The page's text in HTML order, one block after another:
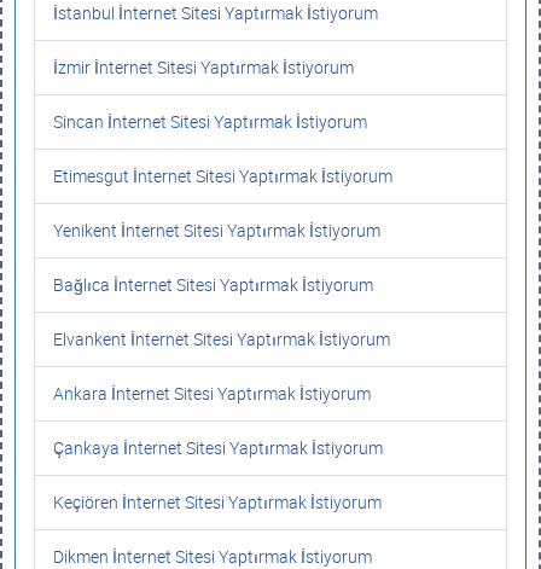
İstanbul İnternet Sitesi Yaptırmak İstiyorum
İzmir İnternet Sitesi Yaptırmak İstiyorum
Sincan İnternet Sitesi Yaptırmak İstiyorum
Etimesgut İnternet Sitesi Yaptırmak İstiyorum
Yenikent İnternet Sitesi Yaptırmak İstiyorum
Bağlıca İnternet Sitesi Yaptırmak İstiyorum
Elvankent İnternet Sitesi Yaptırmak İstiyorum
Ankara İnternet Sitesi Yaptırmak İstiyorum
Çankaya İnternet Sitesi Yaptırmak İstiyorum
Keçiören İnternet Sitesi Yaptırmak İstiyorum
Dikmen İnternet Sitesi Yaptırmak İstiyorum